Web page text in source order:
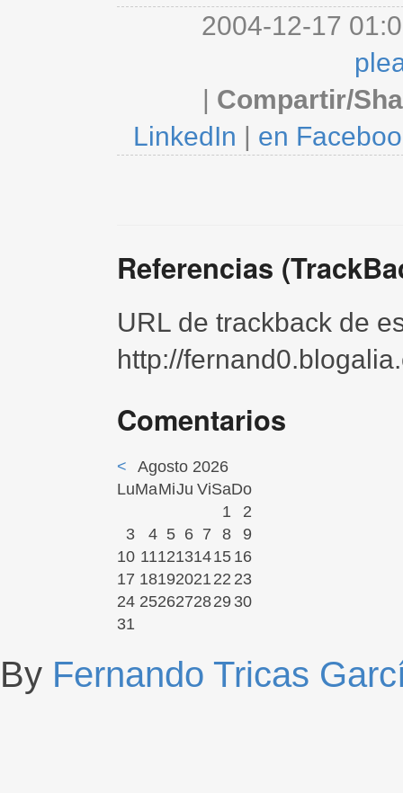
2004-12-17
| Compartir/
LinkedIn | en
Referencias
URL de trackback de
http://
Comentarios
<
Agosto 2026
LuMaMiJu ViSaDo
1
2
3
4 5 6 7 8
9
10 1112131415 16
17 18192021 22 23
24 2526272829 30
31
By Fernando Tricas